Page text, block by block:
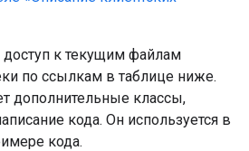
к текущим файлам
по ссылкам в таблице ниже.
дополнительные классы,
кода. Он используется в
кода.